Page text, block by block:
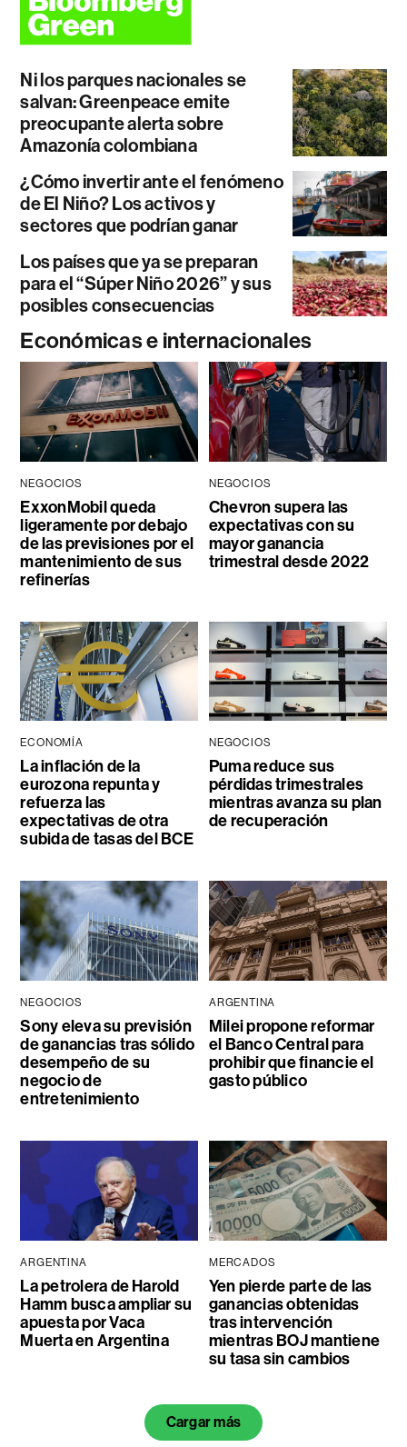
Ni los parques nacionales se
salvan: Greenpeace emite
preocupante alerta sobre
Amazonía colombiana
¿Cómo invertir ante el fenómeno
de El Niño? Los activos y
sectores que podrían ganar
Los países que ya se preparan
para el “Súper Niño 2026” y sus
posibles consecuencias
Económicas e internacionales
NEGOCIOS
ExxonMobil queda
ligeramente por debajo
de las previsiones por el
mantenimiento de sus
refinerías
NEGOCIOS
Chevron supera las
expectativas con su
mayor ganancia
trimestral desde 2022
ECONOMÍA
La inflación de la
eurozona repunta y
refuerza las
expectativas de otra
subida de tasas del BCE
NEGOCIOS
Puma reduce sus
pérdidas trimestrales
mientras avanza su plan
de recuperación
NEGOCIOS
Sony eleva su previsión
de ganancias tras sólido
desempeño de su
negocio de
entretenimiento
ARGENTINA
Milei propone reformar
el Banco Central para
prohibir que financie el
gasto público
ARGENTINA
La petrolera de Harold
Hamm busca ampliar su
apuesta por Vaca
Muerta en Argentina
MERCADOS
Yen pierde parte de las
ganancias obtenidas
tras intervención
mientras BOJ mantiene
su tasa sin cambios
Cargar más